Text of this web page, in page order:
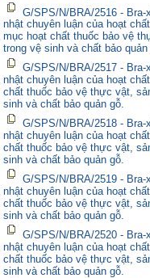
G/SPS/N/BRA/2516 -
nhật chuyên luận của hoạt
mục hoạt chất thuốc bảo vệ
trong vệ sinh và chất bảo quản
G/SPS/N/BRA/2517 -
nhật chuyên luận của hoạt
chất thuốc bảo vệ thực vật,
sinh và chất bảo quản gỗ.
G/SPS/N/BRA/2518 -
nhật chuyên luận của hoạt
chất thuốc bảo vệ thực vật,
sinh và chất bảo quản gỗ.
G/SPS/N/BRA/2519 -
nhật chuyên luận của hoạt
chất thuốc bảo vệ thực vật,
sinh và chất bảo quản gỗ.
G/SPS/N/BRA/2520 -
nhật chuyên luận của hoạt
chất thuốc bảo vệ thực vật,
sinh và chất bảo quản gỗ.